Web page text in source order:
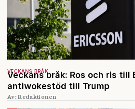
Veckans bråk: Ros och ris till
antiwokestöd till Trump
VECKANS BRÅK
Av: Redaktionen